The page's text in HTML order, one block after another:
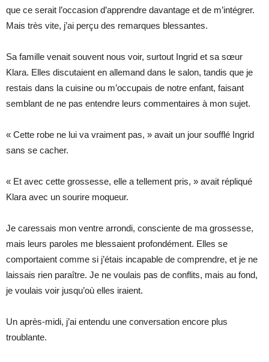
que ce serait l’occasion d’apprendre davantage et de m’intégrer.
Mais très vite, j’ai perçu des remarques blessantes.
Sa famille venait souvent nous voir, surtout Ingrid et sa sœur
Klara. Elles discutaient en allemand dans le salon, tandis que je
restais dans la cuisine ou m’occupais de notre enfant, faisant
semblant de ne pas entendre leurs commentaires à mon sujet.
« Cette robe ne lui va vraiment pas, » avait un jour soufflé Ingrid
sans se cacher.
« Et avec cette grossesse, elle a tellement pris, » avait répliqué
Klara avec un sourire moqueur.
Je caressais mon ventre arrondi, consciente de ma grossesse,
mais leurs paroles me blessaient profondément. Elles se
comportaient comme si j’étais incapable de comprendre, et je ne
laissais rien paraître. Je ne voulais pas de conflits, mais au fond,
je voulais voir jusqu’où elles iraient.
Un après-midi, j’ai entendu une conversation encore plus
troublante.